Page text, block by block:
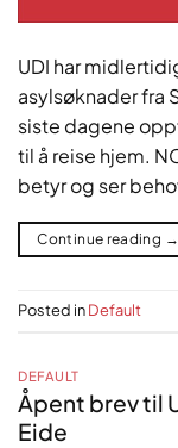
UDI har
asylsøknader fra
siste dagene
til å reise hjem.
betyr og ser
Continue reading →
Posted inDefault
DEFAULT
Åpent brev til
Eide